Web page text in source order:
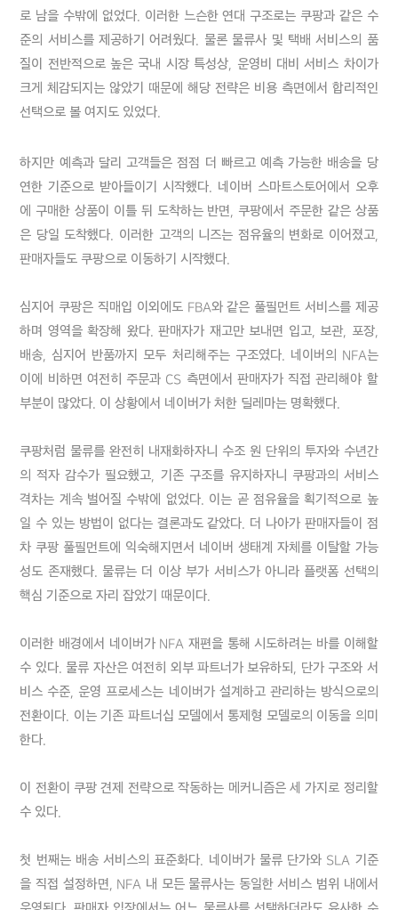
로 남을 수밖에 없었다. 이러한 느슨한 연대 구조로는 쿠팡과 같은 수
준의 서비스를 제공하기 어려웠다. 물론 물류사 및 택배 서비스의 품
질이 전반적으로 높은 국내 시장 특성상, 운영비 대비 서비스 차이가
크게 체감되지는 않았기 때문에 해당 전략은 비용 측면에서 합리적인
선택으로 볼 여지도 있었다.
하지만 예측과 달리 고객들은 점점 더 빠르고 예측 가능한 배송을 당
연한 기준으로 받아들이기 시작했다. 네이버 스마트스토어에서 오후
에 구매한 상품이 이틀 뒤 도착하는 반면, 쿠팡에서 주문한 같은 상품
은 당일 도착했다. 이러한 고객의 니즈는 점유율의 변화로 이어졌고,
판매자들도 쿠팡으로 이동하기 시작했다.
심지어 쿠팡은 직매입 이외에도 FBA와 같은 풀필먼트 서비스를 제공
하며 영역을 확장해 왔다. 판매자가 재고만 보내면 입고, 보관, 포장,
배송, 심지어 반품까지 모두 처리해주는 구조였다. 네이버의 NFA는
이에 비하면 여전히 주문과 CS 측면에서 판매자가 직접 관리해야 할
부분이 많았다. 이 상황에서 네이버가 처한 딜레마는 명확했다.
쿠팡처럼 물류를 완전히 내재화하자니 수조 원 단위의 투자와 수년간
의 적자 감수가 필요했고, 기존 구조를 유지하자니 쿠팡과의 서비스
격차는 계속 벌어질 수밖에 없었다. 이는 곧 점유율을 획기적으로 높
일 수 있는 방법이 없다는 결론과도 같았다. 더 나아가 판매자들이 점
차 쿠팡 풀필먼트에 익숙해지면서 네이버 생태계 자체를 이탈할 가능
성도 존재했다. 물류는 더 이상 부가 서비스가 아니라 플랫폼 선택의
핵심 기준으로 자리 잡았기 때문이다.
이러한 배경에서 네이버가 NFA 재편을 통해 시도하려는 바를 이해할
수 있다. 물류 자산은 여전히 외부 파트너가 보유하되, 단가 구조와 서
비스 수준, 운영 프로세스는 네이버가 설계하고 관리하는 방식으로의
전환이다. 이는 기존 파트너십 모델에서 통제형 모델로의 이동을 의미
한다.
이 전환이 쿠팡 견제 전략으로 작동하는 메커니즘은 세 가지로 정리할
수 있다.
첫 번째는 배송 서비스의 표준화다. 네이버가 물류 단가와 SLA 기준
을 직접 설정하면, NFA 내 모든 물류사는 동일한 서비스 범위 내에서